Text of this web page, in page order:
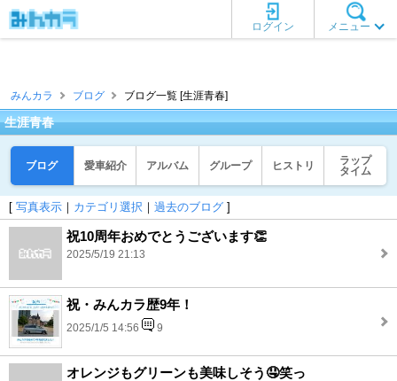
メニュー
ログイン
みんカラ ブログ ブログ一覧 [生涯青春]
生涯青春
ブログ 愛車紹介 アルバム グループ ヒストリ
ラップ
タイム
[ 写真表示 ｜ カテゴリ選択 ｜ 過去のブログ ]
祝10周年おめでとうございます👏
2025/5/19 21:13
祝・みんカラ歴9年！
2025/1/5 14:56 9
オレンジもグリーンも美味しそう🤤笑っ